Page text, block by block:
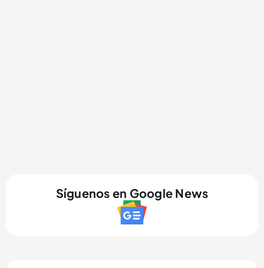
Síguenos en Google News